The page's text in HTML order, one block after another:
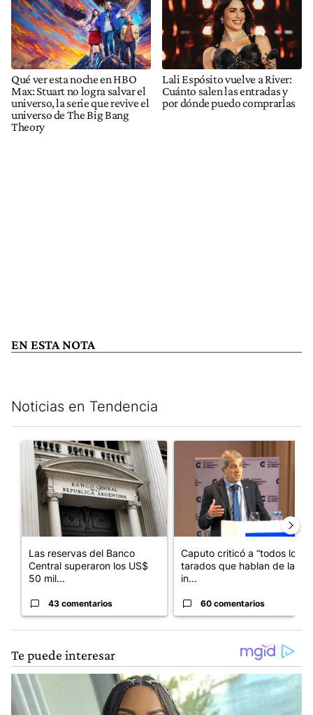
Qué ver esta noche en HBO
Max: Stuart no logra salvar el
universo, la serie que revive el
universo de The Big Bang
Theory
Lali Espósito vuelve a River:
Cuánto salen las entradas y
por dónde puedo comprarlas
EN ESTA NOTA
Noticias en Tendencia
Un artículo de tendencia con el título "Las reservas del Banco
Las reservas del Banco
Central superaron los US$
50 mil...
43 comentarios
Caputo criticó a “todos los
tarados que hablan de la
in...
60 comentarios